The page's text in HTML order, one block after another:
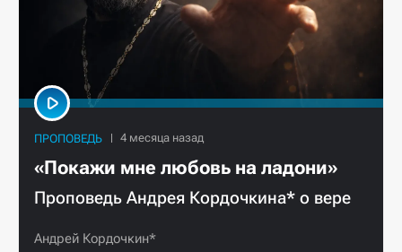
ПРОПОВЕДЬ
«Покажи мне любовь на ладони»
Проповедь Андрея Кордочкина* о вере
Андрей Кордочкин*